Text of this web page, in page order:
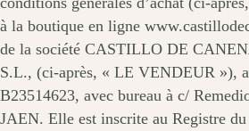
à la boutique en ligne
de la société CASTILLO DE
S.L., (ci-après, « LE VENDEUR »),
B23514623, avec bureau à c/
JAEN. Elle est inscrite au Registre du